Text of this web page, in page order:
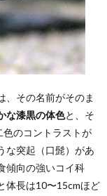
、その名前がそのま
な漆黒の体色と、そ
のコントラストが
な突起（口髭）があ
傾向の強いコイ科
体長は10〜15cmほど